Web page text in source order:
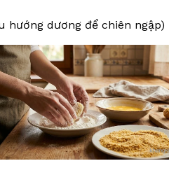
hướng dương để chiên ngập)